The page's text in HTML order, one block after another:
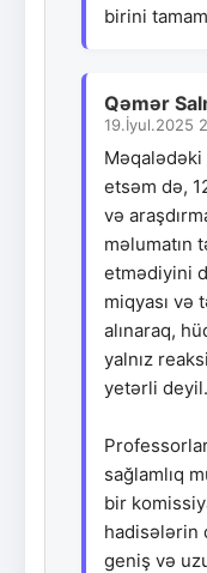
birini
Qəmər
19.İyul.2025
etsəm də,
və
məlumatın
etmədiyini
miqyası və
alınaraq,
yalnız
yetərli deyil.
sağlamlıq
bir
hadisələrin
geniş və